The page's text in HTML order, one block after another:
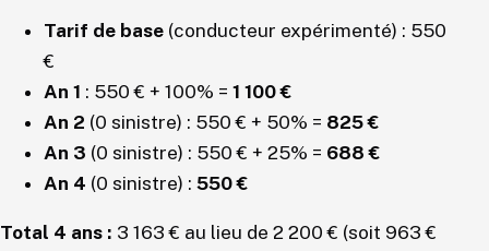
Tarif de base (conducteur expérimenté) : 550
€
An 1 : 550 € + 100% = 1 100 €
An 2 (0 sinistre) : 550 € + 50% = 825 €
An 3 (0 sinistre) : 550 € + 25% = 688 €
An 4 (0 sinistre) : 550 €
Total 4 ans : 3 163 € au lieu de 2 200 € (soit 963 €